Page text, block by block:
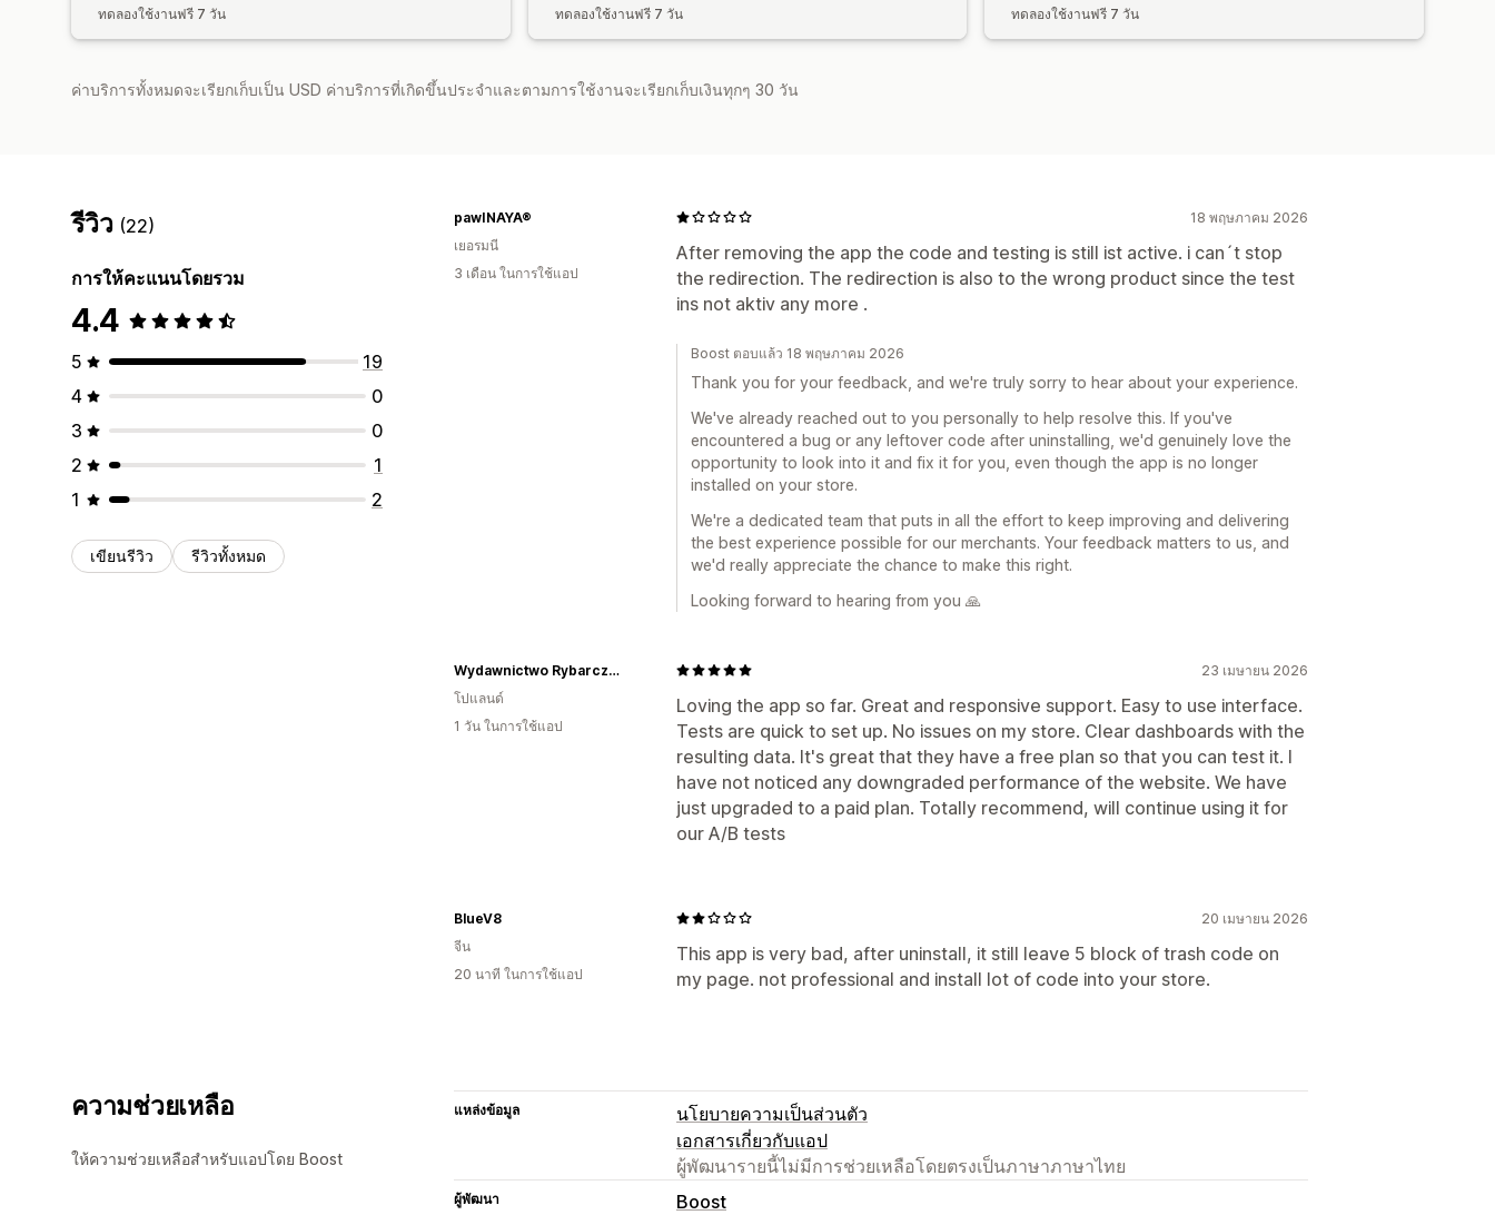
ทดลองใช้งานฟรี 7 วัน ทดลองใช้งานฟรี 7 วัน ทดลองใช้งานฟรี 7 วัน
ค่าบริการทั้งหมดจะเรียกเก็บเป็น USD ค่าบริการที่เกิดขึ้นประจำและตามการใช้งานจะเรียกเก็บเงินทุกๆ 30 วัน
รีวิว (22)
การให้คะแนนโดยรวม
4.4
5
19
4
0
3
0
2
1
1
2
เขียนรีวิว รีวิวทั้งหมด
18 พฤษภาคม 2026
After removing the app the code and testing is still ist active. i can´t stop
the redirection. The redirection is also to the wrong product since the test
ins not aktiv any more .
pawINAYA®
เยอรมนี
3 เดือน ในการใช้แอป
Boost ตอบแล้ว 18 พฤษภาคม 2026
Thank you for your feedback, and we're truly sorry to hear about your experience.
We've already reached out to you personally to help resolve this. If you've
encountered a bug or any leftover code after uninstalling, we'd genuinely love the
opportunity to look into it and fix it for you, even though the app is no longer
installed on your store.
We're a dedicated team that puts in all the effort to keep improving and delivering
the best experience possible for our merchants. Your feedback matters to us, and
we'd really appreciate the chance to make this right.
Looking forward to hearing from you 🙏
23 เมษายน 2026
Loving the app so far. Great and responsive support. Easy to use interface.
Tests are quick to set up. No issues on my store. Clear dashboards with the
resulting data. It's great that they have a free plan so that you can test it. I
have not noticed any downgraded performance of the website. We have
just upgraded to a paid plan. Totally recommend, will continue using it for
our A/B tests
Wydawnictwo Rybarczyk
โปแลนด์
1 วัน ในการใช้แอป
20 เมษายน 2026
This app is very bad, after uninstall, it still leave 5 block of trash code on
my page. not professional and install lot of code into your store.
BlueV8
จีน
20 นาที ในการใช้แอป
ความช่วยเหลือ
ให้ความช่วยเหลือสำหรับแอปโดย Boost
แหล่งข้อมูล
นโยบายความเป็นส่วนตัว
เอกสารเกี่ยวกับแอป
ผู้พัฒนารายนี้ไม่มีการช่วยเหลือโดยตรงเป็นภาษาภาษาไทย
ผู้พัฒนา
Boost